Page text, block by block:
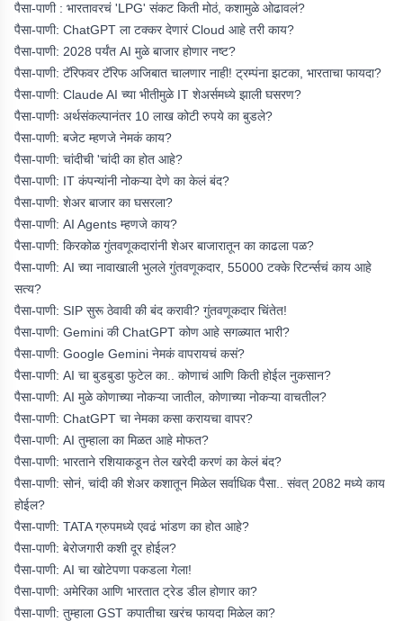
पैसा-पाणी : भारतावरचं 'LPG' संकट किती मोठं, कशामुळे ओढावलं?
पैसा-पाणी: ChatGPT ला टक्कर देणारं Cloud आहे तरी काय?
पैसा-पाणी: 2028 पर्यंत AI मुळे बाजार होणार नष्ट?
पैसा-पाणी: टॅरिफवर टॅरिफ अजिबात चालणार नाही! ट्रम्पंना झटका, भारताचा फायदा?
पैसा-पाणी: Claude AI च्या भीतीमुळे IT शेअर्समध्ये झाली घसरण?
पैसा-पाणीः अर्थसंकल्पानंतर 10 लाख कोटी रुपये का बुडले?
पैसा-पाणी: बजेट म्हणजे नेमकं काय?
पैसा-पाणी: चांदीची 'चांदी का होत आहे?
पैसा-पाणी: IT कंपन्यांनी नोकऱ्या देणे का केलं बंद?
पैसा-पाणी: शेअर बाजार का घसरला?
पैसा-पाणी: AI Agents म्हणजे काय?
पैसा-पाणी: किरकोळ गुंतवणूकदारांनी शेअर बाजारातून का काढला पळ?
पैसा-पाणी: AI च्या नावाखाली भुलले गुंतवणूकदार, 55000 टक्के रिटर्न्सचं काय आहे
सत्य?
पैसा-पाणी: SIP सुरू ठेवावी की बंद करावी? गुंतवणूकदार चिंतेत!
पैसा-पाणी: Gemini की ChatGPT कोण आहे सगळ्यात भारी?
पैसा-पाणी: Google Gemini नेमकं वापरायचं कसं?
पैसा-पाणी: AI चा बुडबुडा फुटेल का.. कोणाचं आणि किती होईल नुकसान?
पैसा-पाणी: AI मुळे कोणाच्या नोकऱ्या जातील, कोणाच्या नोकऱ्या वाचतील?
पैसा-पाणी: ChatGPT चा नेमका कसा करायचा वापर?
पैसा-पाणी: AI तुम्हाला का मिळत आहे मोफत?
पैसा-पाणी: भारताने रशियाकडून तेल खरेदी करणं का केलं बंद?
पैसा-पाणी: सोनं, चांदी की शेअर कशातून मिळेल सर्वाधिक पैसा.. संवत् 2082 मध्ये काय
होईल?
पैसा-पाणी: TATA ग्रुपमध्ये एवढं भांडण का होत आहे?
पैसा-पाणी: बेरोजगारी कशी दूर होईल?
पैसा-पाणी: AI चा खोटेपणा पकडला गेला!
पैसा-पाणी: अमेरिका आणि भारतात ट्रेड डील होणार का?
पैसा-पाणी: तुम्हाला GST कपातीचा खरंच फायदा मिळेल का?